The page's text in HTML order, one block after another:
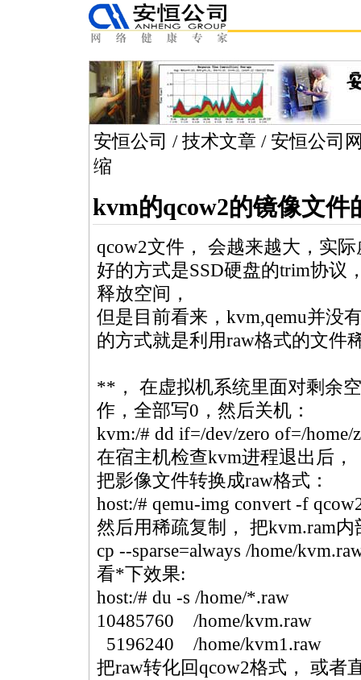
安恒公司 / 技术文章 / 安恒公司
缩
kvm的qcow2的镜像文件
qcow2文件， 会越来越大，实
好的方式是SSD硬盘的trim协议
释放空间，
但是目前看来， kvm,qemu并没
的方式就是利用raw格式的文件
** ， 在虚拟机系统里面对剩余
作，全部写0，然后关机：
kvm:/# dd if=/dev/zero of=/home/
在宿主机检查kvm进程退出后，
把影像文件转换成raw格式：
host:/# qemu-img convert -f
然后用稀疏复制， 把kvm.ram
cp --sparse=always /home/kvm
看*下效果:
host:/# du -s /home/*.raw
10485760 /home/kvm.raw
5196240 /home/kvm1.raw
把raw转化回qcow2格式， 或者